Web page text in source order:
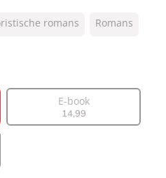
van Bree
2025
romans
Romans
E-book
14,99